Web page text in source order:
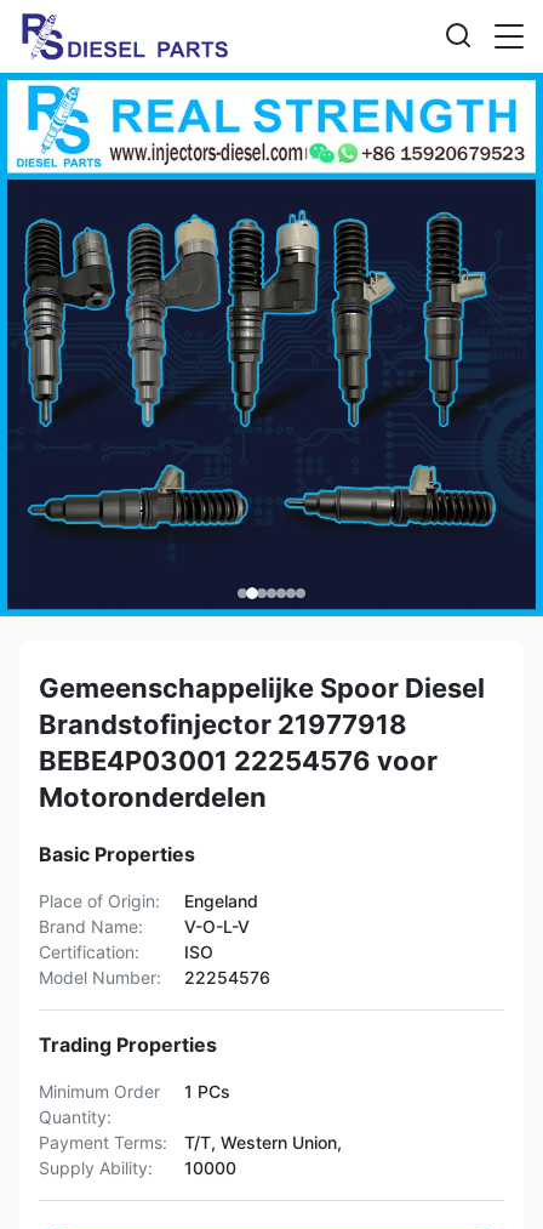
Gemeenschappelijke Spoor Diesel
Brandstofinjector 21977918
BEBE4P03001 22254576 voor
Motoronderdelen
Basic Properties
Place of Origin:
Engeland
Brand Name:
V-O-L-V
Certification:
ISO
Model Number:
22254576
Trading Properties
Minimum Order
Quantity:
1 PCs
Payment Terms:
T/T, Western Union,
Supply Ability:
10000